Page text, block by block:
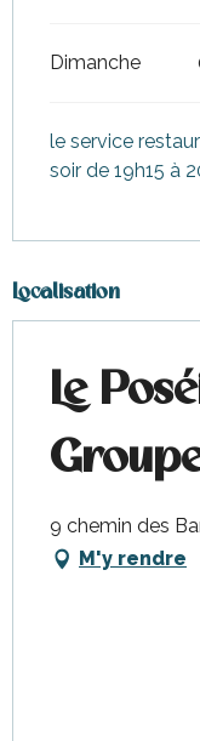
Dimanche
le service
soir de 19h15 à
Localisation
Le
9 chemin des
M'y rendre